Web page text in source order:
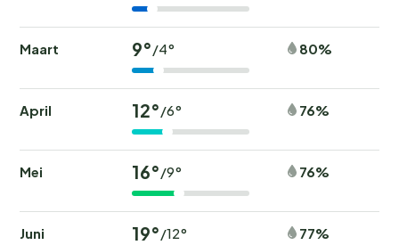
Maart 9°/4° 80%
April 12°/6° 76%
Mei 16°/9° 76%
Juni 19°/12° 77%